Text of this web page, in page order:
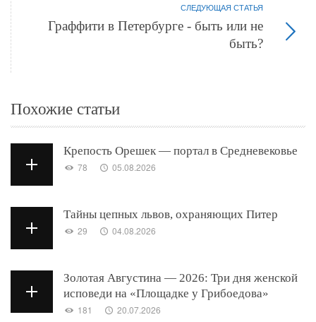
СЛЕДУЮЩАЯ СТАТЬЯ
Граффити в Петербурге - быть или не
быть?
Похожие статьи
Крепость Орешек — портал в Средневековье
78 05.08.2026
Тайны цепных львов, охраняющих Питер
29 04.08.2026
Золотая Августина — 2026: Три дня женской
исповеди на «Площадке у Грибоедова»
181 20.07.2026